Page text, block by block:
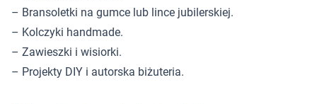
– Bransoletki na gumce lub lince jubilerskiej.
– Kolczyki handmade.
– Zawieszki i wisiorki.
– Projekty DIY i autorska biżuteria.